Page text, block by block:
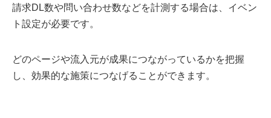
請求DL数や問い合わせ数などを計測する場合は、イベン
ト設定が必要です。
どのページや流入元が成果につながっているかを把握
し、効果的な施策につなげることができます。